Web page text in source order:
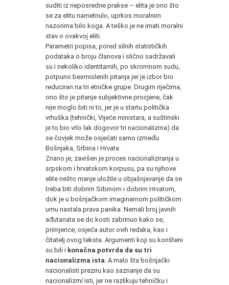
suditi iz neposredne prakse – elita je ono što
se za elitu nametnulo, uprkos moralnim
nazorima bilo koga. A teško je ne imati moralni
stav o ovakvoj eliti.
Parametri popisa, pored silnih statističkih
podataka o broju članova i slično sadržavali
su i nekoliko identitarnih, po skromnom sudu,
potpuno besmislenih pitanja jer je izbor bio
reduciran na tri etničke grupe. Drugim riječima,
ono što je pitanje subjektivne procjene, čak
nije moglo biti ni to, jer je u startu politička
vrhuška (tehnički, Vijeće ministara, a suštinski
je to bio vrlo lak dogovor tri nacionalizma) da
se čovjek može osjećati samo između
Bošnjaka, Srbina i Hrvata.
Znano je, završen je proces nacionaliziranja u
srpskom i hrvatskom korpusu, pa su njihove
elite nešto manje uložile u objašnjavanje da se
treba biti dobrim Srbinom i dobrim Hrvatom,
dok je u bošnjačkom imaginarnom političkom
umu nastala prava panika. Nemali broj javnih
ađutanata se do kosti zabrinuo kako se,
primjerice, osjeća autor ovih redaka, kao i
čitatelj ovog teksta. Argumenti koji su korišteni
su bili i konačna potvrda da su tri
nacionalizma ista . A malo šta bošnjački
nacionalisti preziru kao saznanje da su
nacionalizmi isti, jer ne razlikuju tehničku i